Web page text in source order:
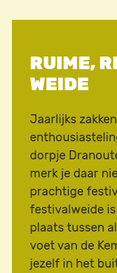
RUIME,
WEIDE
Jaarlijks
dorpje
merk je daar
prachtige
festivalweide
plaats tussen
voet van de
jezelf in het